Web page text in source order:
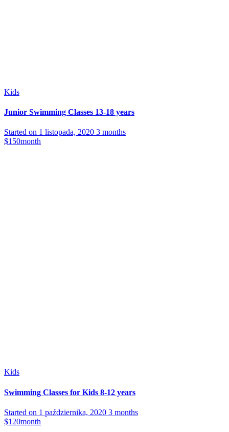
Kids
Junior Swimming Classes 13-18 years
Started on 1 listopada, 2020 3 months
$150month
Kids
Swimming Classes for Kids 8-12 years
Started on 1 października, 2020 3 months
$120month